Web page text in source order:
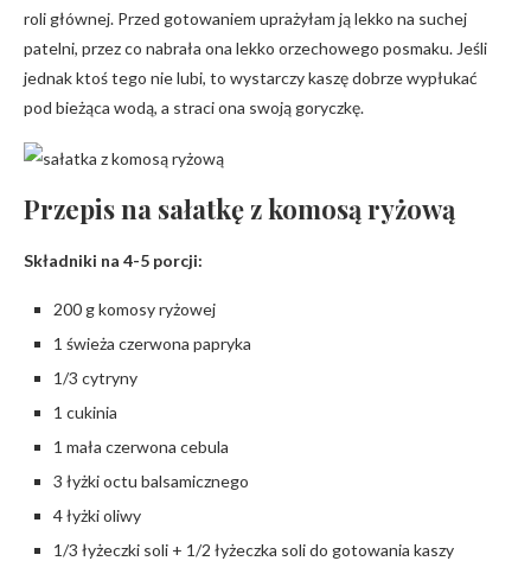
roli głównej. Przed gotowaniem uprażyłam ją lekko na suchej
patelni, przez co nabrała ona lekko orzechowego posmaku. Jeśli
jednak ktoś tego nie lubi, to wystarczy kaszę dobrze wypłukać
pod bieżąca wodą, a straci ona swoją goryczkę.
Przepis na sałatkę z komosą ryżową
Składniki na 4-5 porcji:
200 g komosy ryżowej
1 świeża czerwona papryka
1/3 cytryny
1 cukinia
1 mała czerwona cebula
3 łyżki octu balsamicznego
4 łyżki oliwy
1/3 łyżeczki soli + 1/2 łyżeczka soli do gotowania kaszy